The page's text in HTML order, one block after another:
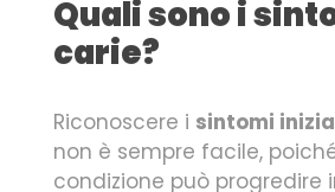
Quali sono i
carie?
Riconoscere i sintomi
non è sempre facile,
condizione può progredire